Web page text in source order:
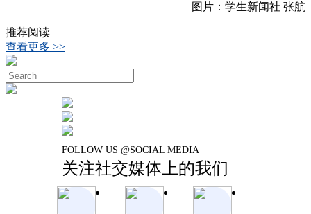
图片：学生新闻社 张航
推荐阅读
查看更多 >>
FOLLOW US @SOCIAL MEDIA
关注社交媒体上的我们